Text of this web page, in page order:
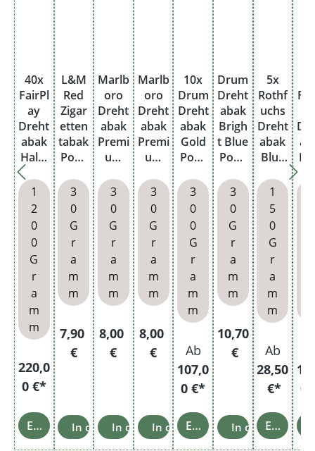
40x
FairPl
ay
Dreht
abak
Halfz
ware
Shag
Blau
Pouc
h
1
2
0
0
G
r
a
m
m
220,0
0 €*
Einzelheiten
L&M
Red
Zigar
etten
tabak
Pouc
3
0
G
r
a
m
m
Regulärer Preis:
7,90
€
In den Warenkorb
Marlb
oro
Dreht
abak
Premi
um
Pouc
h
3
0
G
r
a
m
m
Regulärer Preis:
8,00
€
In den Warenkorb
Marlb
oro
Dreht
abak
Premi
um
Pouc
h
3
0
G
r
a
m
m
Regulärer Preis:
8,00
€
In den Warenkorb
10x
Drum
Dreht
abak
Gold
Pouc
3
0
0
G
r
a
m
m
Ab
107,0
0 €*
Einzelheiten
Drum
Dreht
abak
Brigh
t Blue
Pouc
3
0
G
r
a
m
m
Regulärer Preis:
10,70
€
In den
5x
Rothf
uchs
Dreht
abak
Blue
h mit
Gizeh
Filter
und
Blättc
hen
1
5
0
G
r
a
m
m
Ab
28,50
€*
Einzelheiten
0